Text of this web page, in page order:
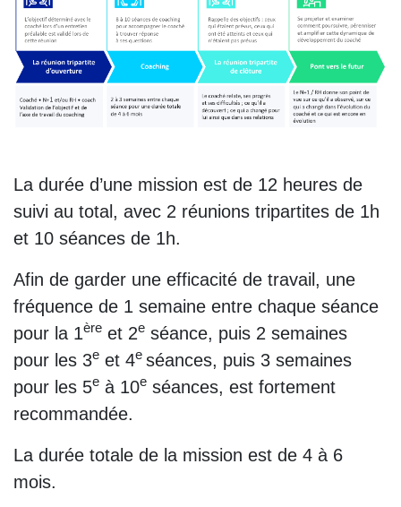
La durée d’une mission est de 12 heures de
suivi au total, avec 2 réunions tripartites de 1h
et 10 séances de 1h.
Afin de garder une efficacité de travail, une
fréquence de 1 semaine entre chaque séance
pour la 1ère et 2e séance, puis 2 semaines
pour les 3e et 4e séances, puis 3 semaines
pour les 5e à 10e séances, est fortement
recommandée.
La durée totale de la mission est de 4 à 6
mois.